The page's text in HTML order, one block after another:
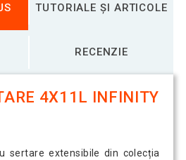
TUTORIALE ȘI ARTICOLE
RECENZIE
4X11L INFINITY
sertare extensibile din colecția